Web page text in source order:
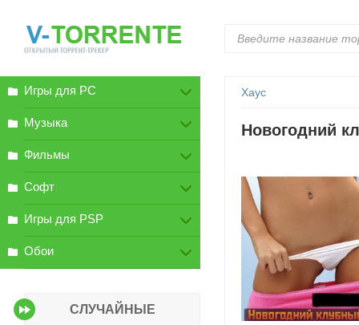
Хаус
Новогодний
Игры для PC
Музыка
Фильмы
Софт
Игры для PSP
Обои
СЛУЧАЙНЫЕ